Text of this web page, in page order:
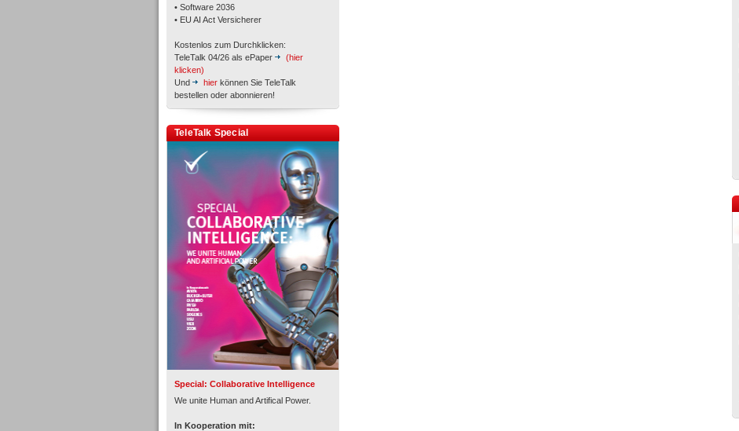
• Software 2036
• EU AI Act Versicherer
Kostenlos zum Durchklicken:
TeleTalk 04/26 als ePaper
(hier
klicken)
Und
hier können Sie TeleTalk
bestellen oder abonnieren!
TeleTalk Special
Special: Collaborative Intelligence
We unite Human and Artifical Power.
In Kooperation mit:
Workforce-Management
Personal
Personal
Inbound